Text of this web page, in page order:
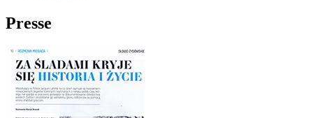
Presse